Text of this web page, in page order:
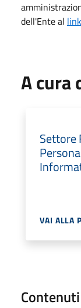
dell'Ente al
A cura
Settore
VAI ALLA